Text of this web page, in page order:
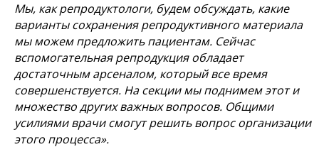
Мы, как репродуктологи, будем обсуждать, какие
варианты сохранения репродуктивного материала
мы можем предложить пациентам. Сейчас
вспомогательная репродукция обладает
достаточным арсеналом, который все время
совершенствуется. На секции мы поднимем этот и
множество других важных вопросов. Общими
усилиями врачи смогут решить вопрос организации
этого процесса».